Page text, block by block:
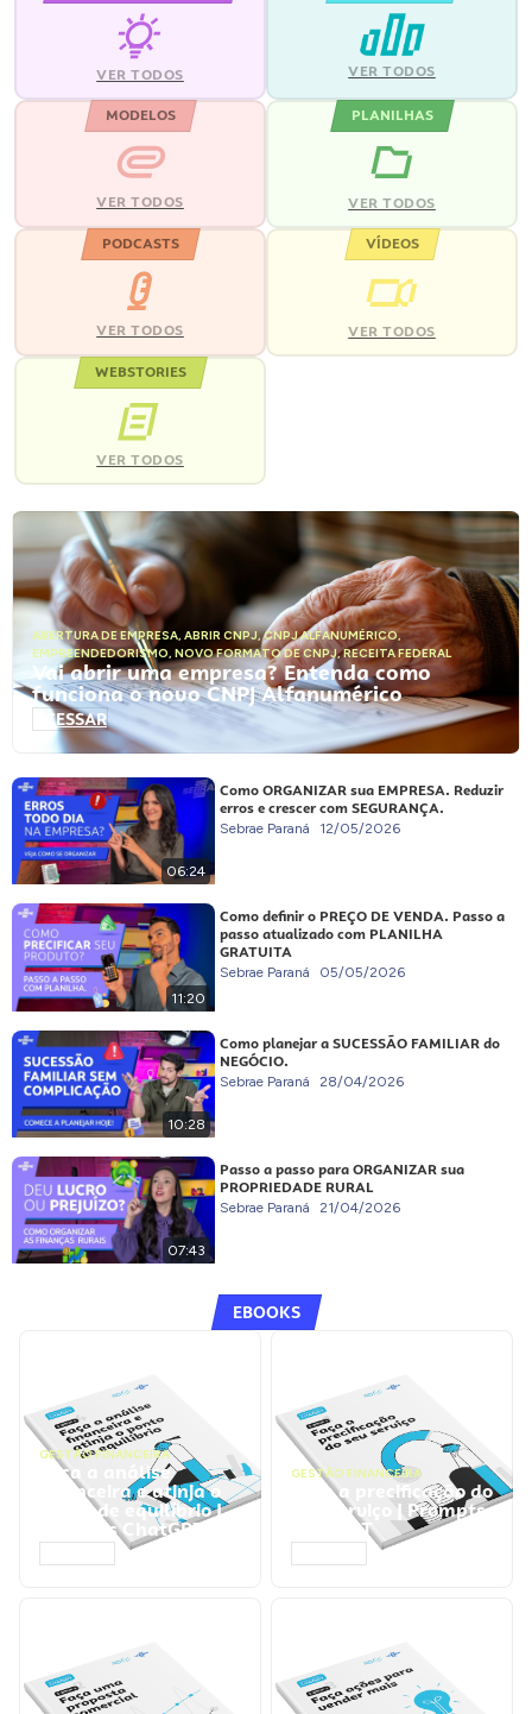
VER TODOS VER TODOS
MODELOS
VER TODOS
PLANILHAS
VER TODOS
PODCASTS
VER TODOS
VÍDEOS
VER TODOS
WEBSTORIES
VER TODOS
ABERTURA DE EMPRESA, ABRIR CNPJ,CNPJ ALFANUMÉRICO,
EMPREENDEDORISMO, NOVO FORMATO DE CNPJ,RECEITA FEDERAL
Vai abrir uma empresa? Entenda como
funciona o novo CNPJ Alfanumérico
ACESSAR
06:24
Como ORGANIZAR sua EMPRESA. Reduzir
erros e crescer com SEGURANÇA.
Sebrae Paraná 12/05/2026
11:20
Como definir o PREÇO DE VENDA. Passo a
passo atualizado com PLANILHA
GRATUITA
Sebrae Paraná 05/05/2026
10:28
Como planejar a SUCESSÃO FAMILIAR do
NEGÓCIO.
Sebrae Paraná 28/04/2026
07:43
Passo a passo para ORGANIZAR sua
PROPRIEDADE RURAL
Sebrae Paraná 21/04/2026
EBOOKS
GESTÃO FINANCEIRA
Faça a análise
financeira e atinja o
ponto de equilíbrio |
Prompts ChatGPT
GESTÃO FINANCEIRA
Faça a precificação do
seu serviço | Prompts
ChatGPT